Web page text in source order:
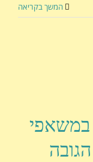
המשך בקריאה
במשאפי